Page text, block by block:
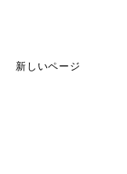
新しいページ